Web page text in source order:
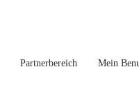
Partnerbereich Mein